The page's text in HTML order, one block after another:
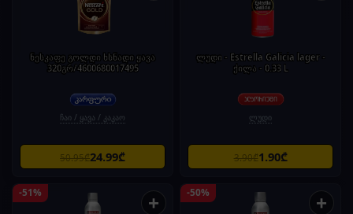
ნესკაფე გოლდი ხსნადი ყავა
320გრ/4600680017495
ჩაი / ყავა / კაკაო
50.95₾24.99₾
ლუდი - Estrella Galicia lager -
ქილა - 0.33 L
ლუდი
3.90₾1.90₾
-51% + -50% +